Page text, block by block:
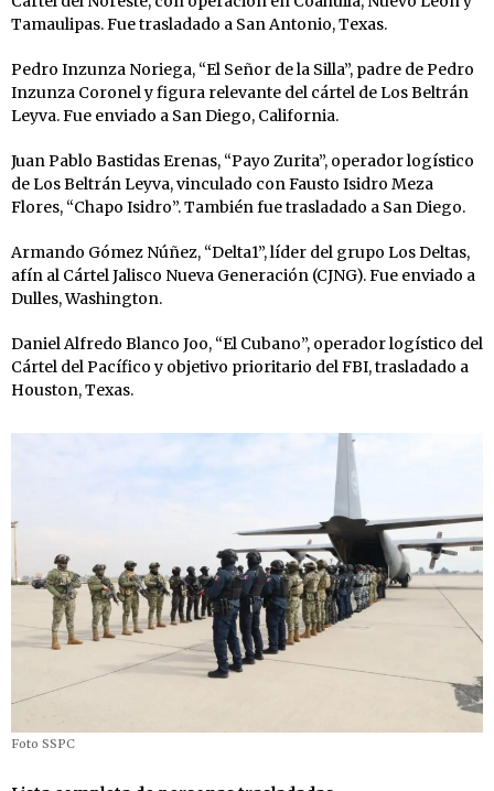
Tamaulipas. Fue trasladado a San Antonio, Texas.
Pedro Inzunza Noriega, “El Señor de la Silla”, padre de Pedro
Inzunza Coronel y figura relevante del cártel de Los Beltrán
Leyva. Fue enviado a San Diego, California.
Juan Pablo Bastidas Erenas, “Payo Zurita”, operador logístico
de Los Beltrán Leyva, vinculado con Fausto Isidro Meza
Flores, “Chapo Isidro”. También fue trasladado a San Diego.
Armando Gómez Núñez, “Delta1”, líder del grupo Los Deltas,
afín al Cártel Jalisco Nueva Generación (CJNG). Fue enviado a
Dulles, Washington.
Daniel Alfredo Blanco Joo, “El Cubano”, operador logístico del
Cártel del Pacífico y objetivo prioritario del FBI, trasladado a
Houston, Texas.
Foto SSPC